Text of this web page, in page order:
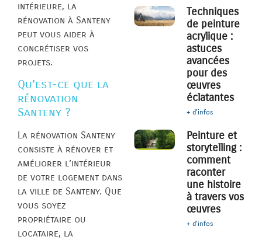
intérieure, la
rénovation à Santeny
peut vous aider à
concrétiser vos
projets.
Qu’est-ce que la
rénovation
Santeny ?
La rénovation Santeny
consiste à rénover et
améliorer l’intérieur
de votre logement dans
la ville de Santeny. Que
vous soyez
propriétaire ou
locataire, la
Techniques
de peinture
acrylique :
astuces
avancées
pour des
œuvres
éclatantes
+ d'infos
Peinture et
storytelling :
comment
raconter
une histoire
à travers vos
œuvres
+ d'infos